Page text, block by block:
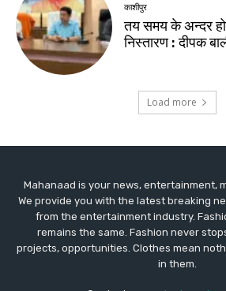
Mahanaad is your news, entertainment,
We provide you with the latest breaking
from the entertainment industry.
remains the same. Fashion never
projects, opportunities. Clothes mean
in them.